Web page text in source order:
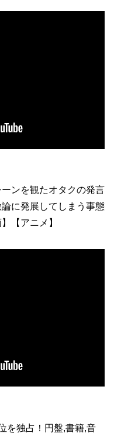
ンを観たオタクの発言
に発展してしまう事態
【アニメ】
を独占！円盤,書籍,音